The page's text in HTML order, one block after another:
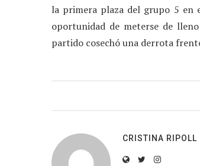
la primera plaza del grupo 5 en
oportunidad de meterse de
partido cosechó una derrota
CRISTINA RIPOLL